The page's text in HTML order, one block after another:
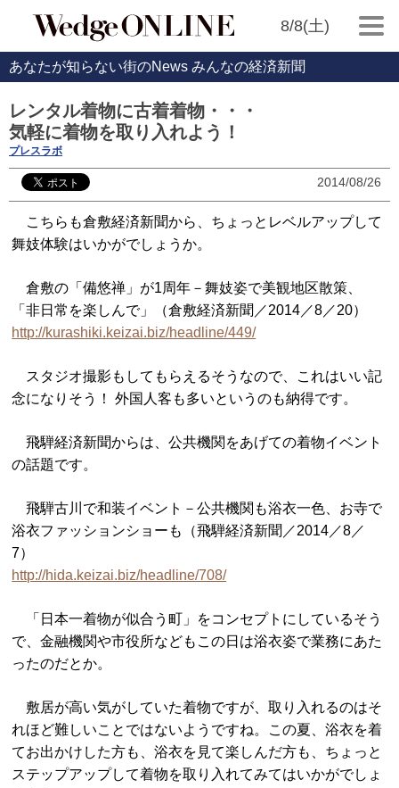
8/8(土)
あなたが知らない街のNews みんなの経済新聞
レンタル着物に古着着物・・・
気軽に着物を取り入れよう！
プレスラボ
2014/08/26
こちらも倉敷経済新聞から、ちょっとレベルアップして
舞妓体験はいかがでしょうか。
倉敷の「備悠禅」が1周年－舞妓姿で美観地区散策、
「非日常を楽しんで」（倉敷経済新聞／2014／8／20）
http://kurashiki.keizai.biz/headline/449/
スタジオ撮影もしてもらえるそうなので、これはいい記
念になりそう！ 外国人客も多いというのも納得です。
飛騨経済新聞からは、公共機関をあげての着物イベント
の話題です。
飛騨古川で和装イベント－公共機関も浴衣一色、お寺で
浴衣ファッションショーも（飛騨経済新聞／2014／8／
7）
http://hida.keizai.biz/headline/708/
「日本一着物が似合う町」をコンセプトにしているそう
で、金融機関や市役所などもこの日は浴衣姿で業務にあた
ったのだとか。
敷居が高い気がしていた着物ですが、取り入れるのはそ
れほど難しいことではないようですね。この夏、浴衣を着
てお出かけした方も、浴衣を見て楽しんだ方も、ちょっと
ステップアップして着物を取り入れてみてはいかがでしょ